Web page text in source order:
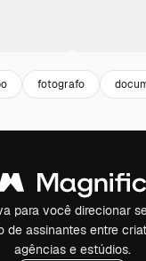
fotografo
para você direcionar
de assinantes entre
agências e estúdios.